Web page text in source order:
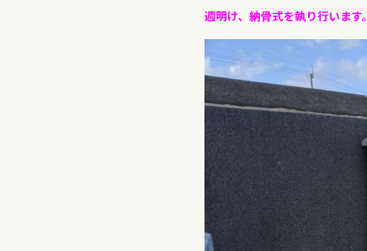
週明け、納骨式を執り行います。